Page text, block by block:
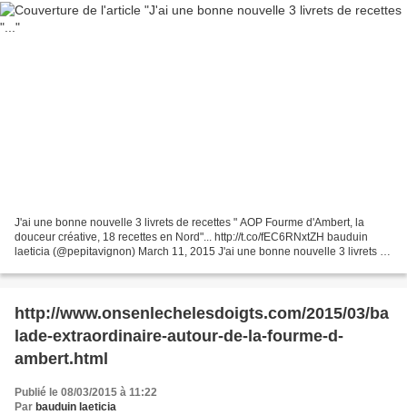
J'ai une bonne nouvelle 3 livrets de recettes " AOP Fourme d'Ambert, la
douceur créative, 18 recettes en Nord"... http://t.co/fEC6RNxtZH bauduin
laeticia (@pepitavignon) March 11, 2015 J'ai une bonne nouvelle 3 livrets de
http://www.onsenlechelesdoigts.com/2015/03/ba
lade-extraordinaire-autour-de-la-fourme-d-
ambert.html
Publié le 08/03/2015 à 11:22
Par bauduin laeticia